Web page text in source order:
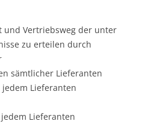
und Vertriebsweg der unter
zu erteilen durch
sämtlicher Lieferanten
Lieferanten
Lieferanten